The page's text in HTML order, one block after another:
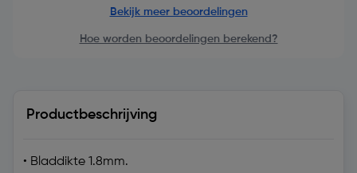
Bekijk meer beoordelingen
Hoe worden beoordelingen berekend?
Productbeschrijving
• Bladdikte 1.8mm.